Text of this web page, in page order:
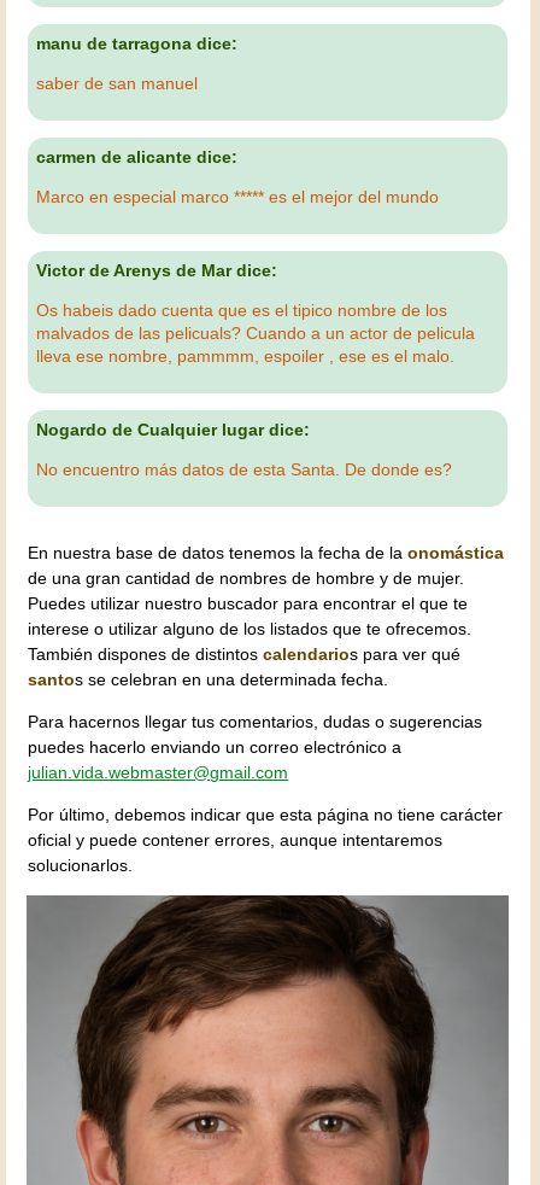
manu de tarragona dice:
saber de san manuel
carmen de alicante dice:
Marco en especial marco ***** es el mejor del mundo
Victor de Arenys de Mar dice:
Os habeis dado cuenta que es el tipico nombre de los
malvados de las pelicuals? Cuando a un actor de pelicula
lleva ese nombre, pammmm, espoiler , ese es el malo.
Nogardo de Cualquier lugar dice:
No encuentro más datos de esta Santa. De donde es?
En nuestra base de datos tenemos la fecha de laonomástica
de una gran cantidad de nombres de hombre y de mujer.
Puedes utilizar nuestro buscador para encontrar el que te
interese o utilizar alguno de los listados que te ofrecemos.
También dispones de distintoscalendarios para ver qué
santos se celebran en una determinada fecha.
Para hacernos llegar tus comentarios, dudas o sugerencias
puedes hacerlo enviando un correo electrónico a
julian.vida.webmaster@gmail.com
Por último, debemos indicar que esta página no tiene carácter
oficial y puede contener errores, aunque intentaremos
solucionarlos.